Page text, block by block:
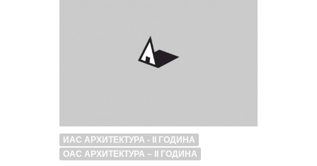
ИАС АРХИТЕКТУРА - II ГОДИНА
ОАС АРХИТЕКТУРА – II ГОДИНА